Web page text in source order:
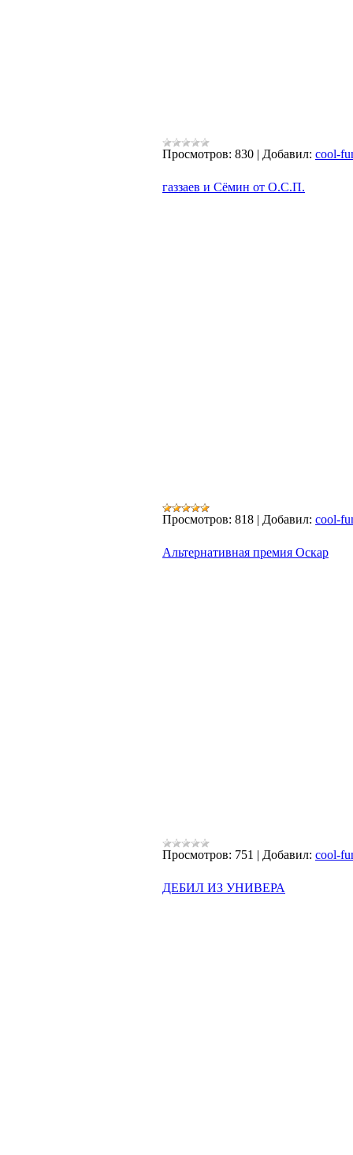
Просмотров: 830 | Добавил: cool-
газзаев и Сёмин от О.С.П.
Просмотров: 818 | Добавил: cool-
Альтернативная премия Оскар
Просмотров: 751 | Добавил: cool-
ДЕБИЛ ИЗ УНИВЕРА